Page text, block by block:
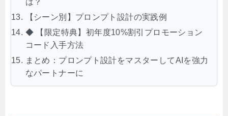
【シーン別】プロンプト設計の実践例
◆ 【限定特典】初年度10%割引プロモーション
コード入手方法
まとめ：プロンプト設計をマスターしてAIを強力
なパートナーに